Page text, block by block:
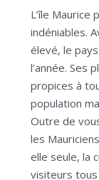
L’île
indéniables.
élevé, le
l’année. Ses
propices à
population
Outre de
les
elle seule, la
visiteurs tous